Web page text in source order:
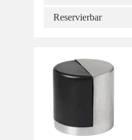
Reservierbar